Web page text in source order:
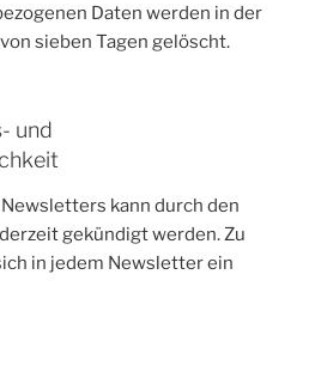
Daten werden in der
sieben Tagen gelöscht.
und
kann durch den
gekündigt werden. Zu
in jedem Newsletter ein